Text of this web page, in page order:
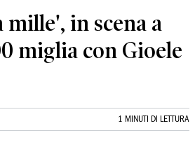
mille', in scena a
miglia con Gioele
1 MINUTI DI LETTURA